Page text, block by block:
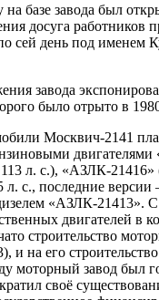
на базе завода был
досуга работников
сей день под именем
завода
было отрыто в
Москвич-2141
113 л. с.), «АЗЛК-
л. с., последние
«АЗЛК-21413».
двигателей в
строительство
на его
моторный завод был
своё